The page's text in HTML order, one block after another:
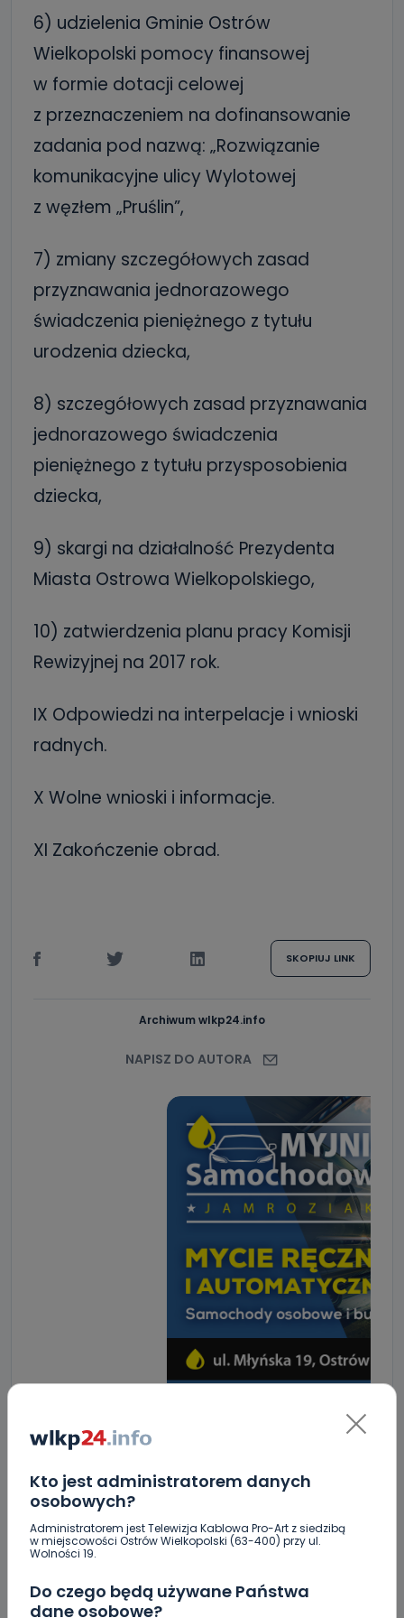
Kto jest administratorem danych
osobowych?
Administratorem jest Telewizja Kablowa Pro-Art z siedzibą
w miejscowości Ostrów Wielkopolski (63-400) przy ul.
Wolności 19.
Do czego będą używane Państwa
dane osobowe?
6) udzielenia Gminie Ostrów
Wielkopolski pomocy finansowej
w formie dotacji celowej
z przeznaczeniem na dofinansowanie
zadania pod nazwą: „Rozwiązanie
komunikacyjne ulicy Wylotowej
z węzłem „Pruślin”,
7) zmiany szczegółowych zasad
przyznawania jednorazowego
świadczenia pieniężnego z tytułu
urodzenia dziecka,
8) szczegółowych zasad przyznawania
jednorazowego świadczenia
pieniężnego z tytułu przysposobienia
dziecka,
9) skargi na działalność Prezydenta
Miasta Ostrowa Wielkopolskiego,
10) zatwierdzenia planu pracy Komisji
Rewizyjnej na 2017 rok.
IX Odpowiedzi na interpelacje i wnioski
radnych.
X Wolne wnioski i informacje.
XI Zakończenie obrad.
SKOPIUJ LINK
Archiwum wlkp24.info
NAPISZ DO AUTORA
ZOBACZ TAKŻE
08.08.2026 18:16
Wielkopolanie coraz częściej